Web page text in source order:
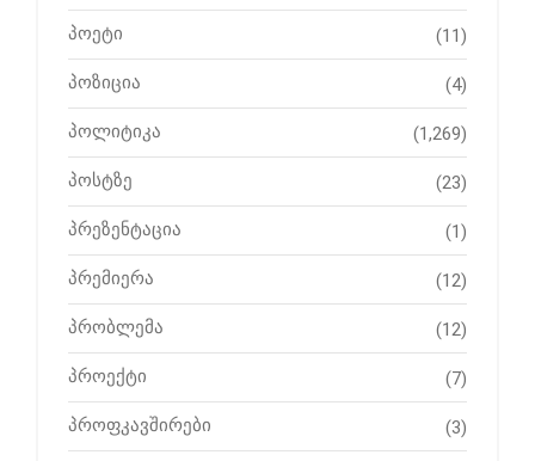
პოეტი (11)
პოზიცია (4)
პოლიტიკა (1,269)
პოსტზე (23)
პრეზენტაცია (1)
პრემიერა (12)
პრობლემა (12)
პროექტი (7)
პროფკავშირები (3)